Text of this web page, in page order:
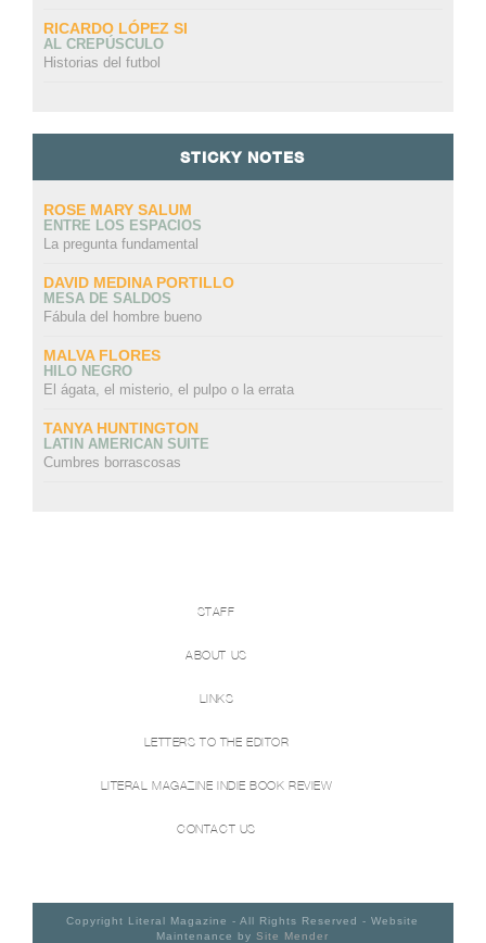
RICARDO LÓPEZ SI
AL CREPÚSCULO
Historias del futbol
STICKY NOTES
ROSE MARY SALUM
ENTRE LOS ESPACIOS
La pregunta fundamental
DAVID MEDINA PORTILLO
MESA DE SALDOS
Fábula del hombre bueno
MALVA FLORES
HILO NEGRO
El ágata, el misterio, el pulpo o la errata
TANYA HUNTINGTON
LATIN AMERICAN SUITE
Cumbres borrascosas
STAFF
ABOUT US
LINKS
LETTERS TO THE EDITOR
LITERAL MAGAZINE INDIE BOOK REVIEW
CONTACT US
Copyright Literal Magazine - All Rights Reserved - Website
Maintenance bySite Mender